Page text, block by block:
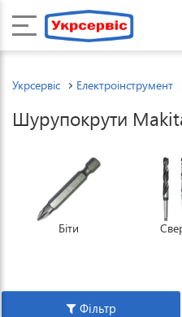
Укрсервіс Електроінструмент
Шурупокрути
Біти
Фільтр